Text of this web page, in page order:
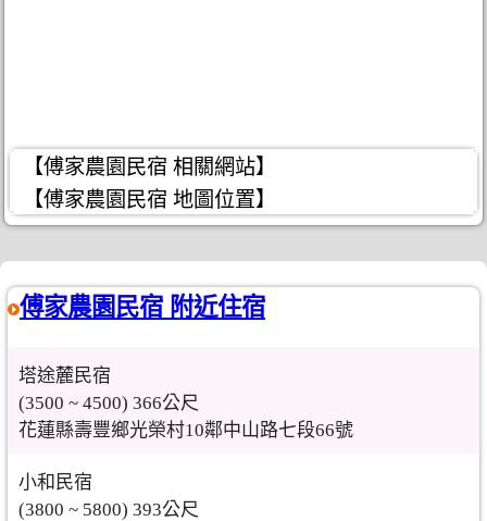
【傅家農園民宿 相關網站】
【傅家農園民宿 地圖位置】
傅家農園民宿 附近住宿
塔途麓民宿
(3500 ~ 4500) 366公尺
花蓮縣壽豐鄉光榮村10鄰中山路七段66號
小和民宿
(3800 ~ 5800) 393公尺